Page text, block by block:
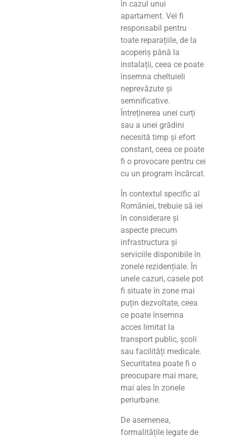
în cazul unui
apartament. Vei fi
responsabil pentru
toate reparațiile, de la
acoperiș până la
instalații, ceea ce poate
însemna cheltuieli
neprevăzute și
semnificative.
Întreținerea unei curți
sau a unei grădini
necesită timp și efort
constant, ceea ce poate
fi o provocare pentru cei
cu un program încărcat.
În contextul specific al
României, trebuie să iei
în considerare și
aspecte precum
infrastructura și
serviciile disponibile în
zonele rezidențiale. În
unele cazuri, casele pot
fi situate în zone mai
puțin dezvoltate, ceea
ce poate însemna
acces limitat la
transport public, școli
sau facilități medicale.
Securitatea poate fi o
preocupare mai mare,
mai ales în zonele
periurbane.
De asemenea,
formalitățile legate de